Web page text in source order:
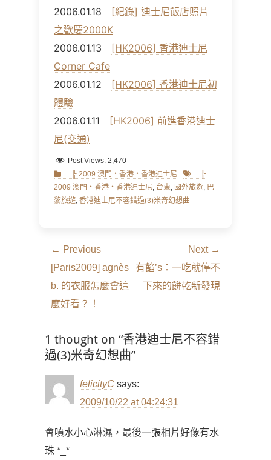
2006.01.18
[紀錄] 迪士尼飯店照片
之歡慶2000K
2006.01.13
[HK2006] 香港迪士尼
Corner Cafe
2006.01.12
[HK2006] 香港迪士尼初
體驗
2006.01.11
[HK2006] 前進香港迪士
尼(交通)
Post Views: 2,470
Categories
╠ 2009 澳門‧香港‧香港迪士尼 Tags ╠
2009 澳門‧香港‧香港迪士尼, 台東, 國外旅遊, 巴
黎旅遊, 香港迪士尼不容錯過(3)米奇幻想曲
文
章
導
覽
← Previous
Previous
post:
[Paris2009] agnès
b. 的衣服怎麼會這
麼好看？！
Next →
Next
post:
有餡’s：一吃就停不
下來的餅乾新發現
1 thought on “香港迪士尼不容錯
過(3)米奇幻想曲”
felicityC says:
2009/10/22 at 04:24:31
會噴水小心淋濕，最後一張相片好像有水
珠 *_*